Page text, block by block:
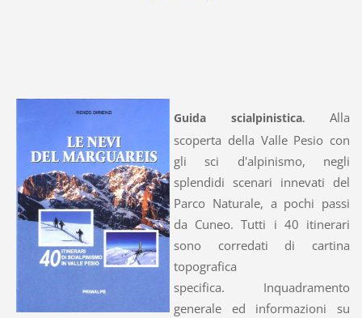
Guida scialpinistica. Alla
scoperta della Valle Pesio con
gli sci d'alpinismo, negli
splendidi scenari innevati del
Parco Naturale, a pochi passi
da Cuneo. Tutti i 40 itinerari
sono corredati di cartina
topografica
specifica. Inquadramento
generale ed informazioni su